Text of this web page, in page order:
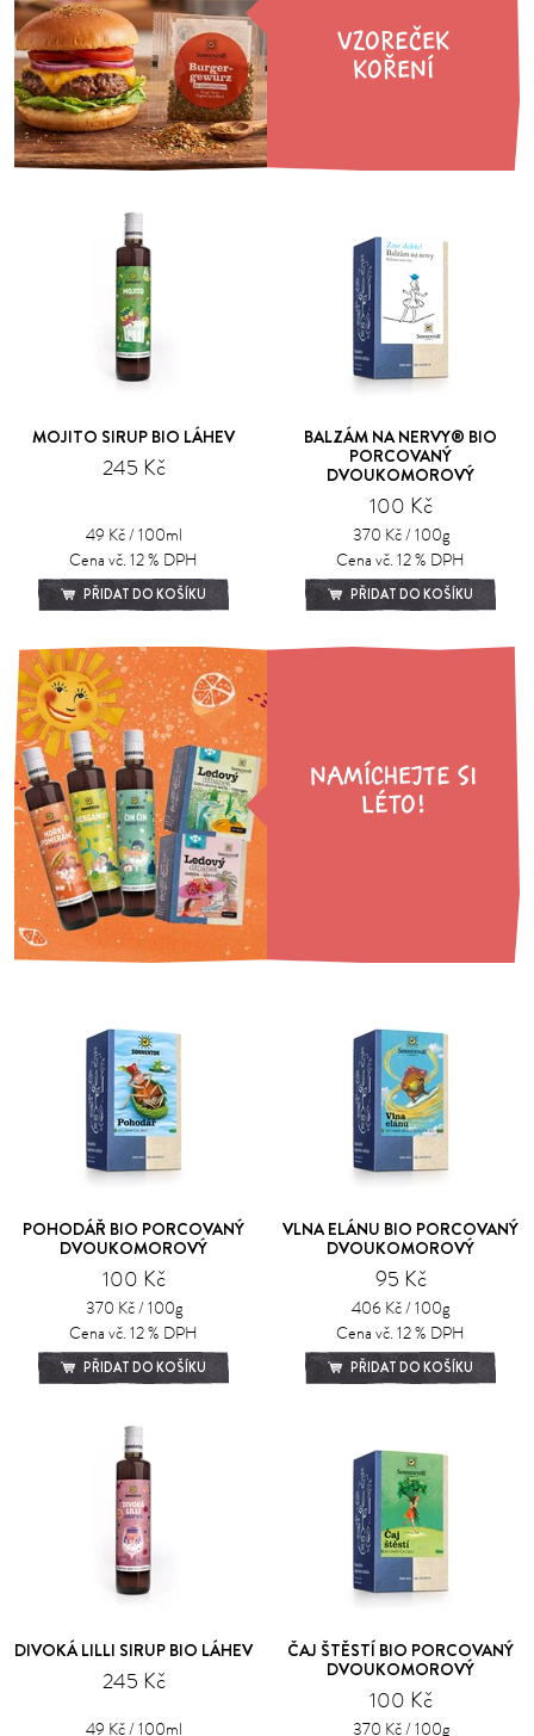
VZOREČEK
KOŘENÍ
MOJITO SIRUP BIO LÁHEV
245 Kč
49 Kč / 100ml
Cena vč. 12 % DPH
PŘIDAT DO KOŠÍKU
BALZÁM NA NERVY® BIO
PORCOVANÝ
DVOUKOMOROVÝ
100 Kč
370 Kč / 100g
Cena vč. 12 % DPH
PŘIDAT DO KOŠÍKU
NAMÍCHEJTE SI
LÉTO!
POHODÁŘ BIO PORCOVANÝ
DVOUKOMOROVÝ
100 Kč
370 Kč / 100g
Cena vč. 12 % DPH
PŘIDAT DO KOŠÍKU
VLNA ELÁNU BIO PORCOVANÝ
DVOUKOMOROVÝ
95 Kč
406 Kč / 100g
Cena vč. 12 % DPH
PŘIDAT DO KOŠÍKU
DIVOKÁ LILLI SIRUP BIO LÁHEV
245 Kč
49 Kč / 100ml
ČAJ ŠTĚSTÍ BIO PORCOVANÝ
DVOUKOMOROVÝ
100 Kč
370 Kč / 100g